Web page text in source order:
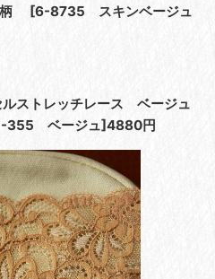
[6-8735 スキンベージュ
ルストレッチレース ベージュ
355 ベージュ]4880円